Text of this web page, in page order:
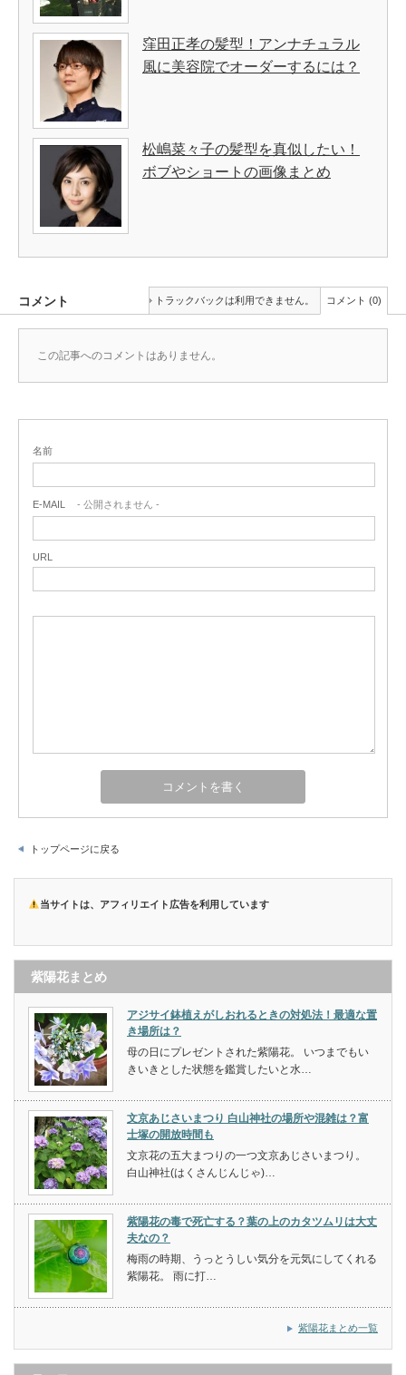
窪田正孝の髪型！アンナチュラル
風に美容院でオーダーするには？
松嶋菜々子の髪型を真似したい！
ボブやショートの画像まとめ
コメント トラックバックは利用できません。 コメント (0)
この記事へのコメントはありません。
名前
E-MAIL - 公開されません -
URL
トップページに戻る
当サイトは、アフィリエイト広告を利用しています
紫陽花まとめ
アジサイ鉢植えがしおれるときの対処法！最適な置
き場所は？
母の日にプレゼントされた紫陽花。 いつまでもい
きいきとした状態を鑑賞したいと水…
文京あじさいまつり 白山神社の場所や混雑は？富
士塚の開放時間も
文京花の五大まつりの一つ文京あじさいまつり。
白山神社(はくさんじんじゃ)…
紫陽花の毒で死亡する？葉の上のカタツムリは大丈
夫なの？
梅雨の時期、うっとうしい気分を元気にしてくれる
紫陽花。 雨に打…
紫陽花まとめ一覧